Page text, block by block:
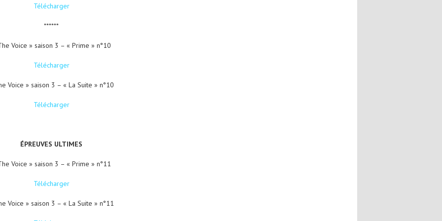
Télécharger
******
Voice » saison 3 – « Prime » n°10
Télécharger
Voice » saison 3 – « La Suite » n°10
Télécharger
ÉPREUVES ULTIMES
Voice » saison 3 – « Prime » n°11
Télécharger
Voice » saison 3 – « La Suite » n°11